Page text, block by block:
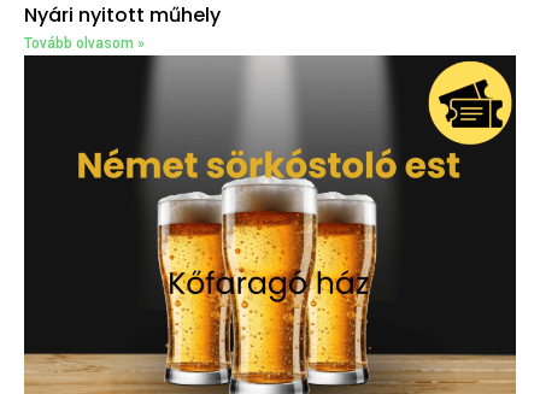
Nyári nyitott műhely
Tovább olvasom »